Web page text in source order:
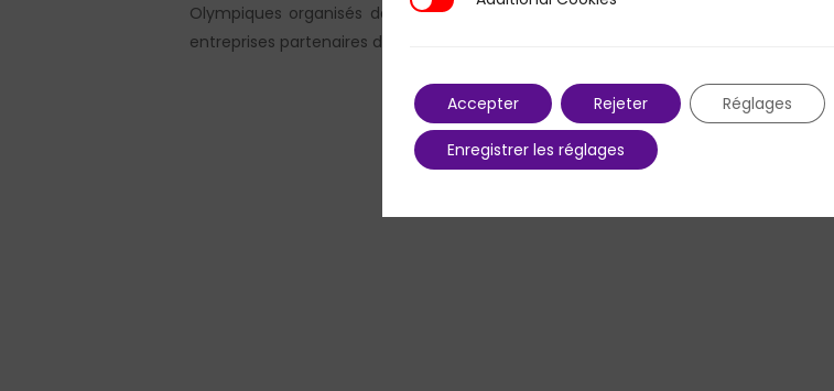
Olympiques organisés dans la ville de naissance de son fondateur. Pourtant,
entreprises partenaires de Paris 2024…
Accepter Rejeter Réglages
Enregistrer les réglages